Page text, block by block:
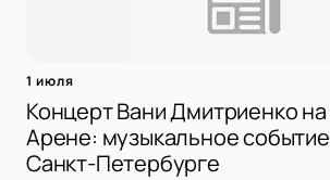
1 июля
Концерт Вани Дмитриенко
Арене: музыкальное
Санкт-Петербурге